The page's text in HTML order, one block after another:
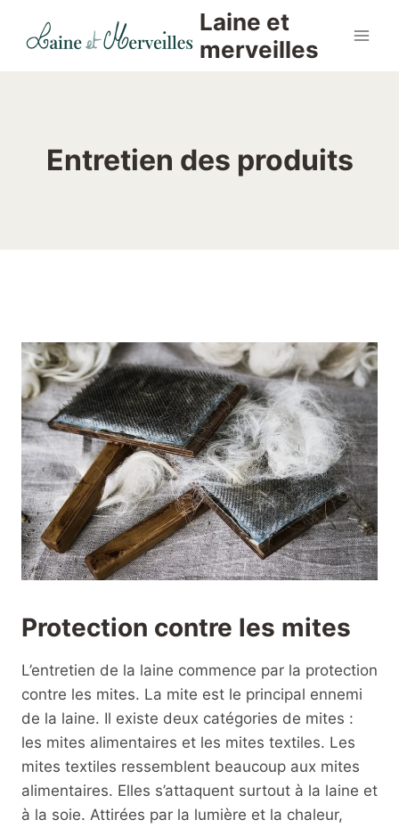
Laine et
merveilles
Entretien des produits
Protection contre les mites
L’entretien de la laine commence par la protection
contre les mites. La mite est le principal ennemi
de la laine. Il existe deux catégories de mites :
les mites alimentaires et les mites textiles. Les
mites textiles ressemblent beaucoup aux mites
alimentaires. Elles s’attaquent surtout à la laine et
à la soie. Attirées par la lumière et la chaleur,